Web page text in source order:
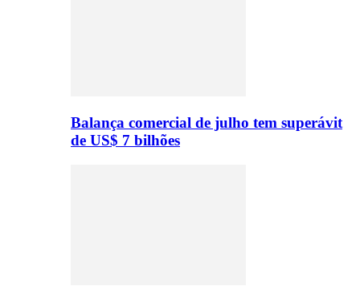
Balança comercial de julho tem superávit
de US$ 7 bilhões